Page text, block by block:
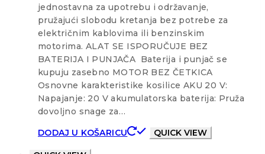
jednostavna za upotrebu i održavanje,
pružajući slobodu kretanja bez potrebe za
električnim kablovima ili benzinskim
motorima. ALAT SE ISPORUČUJE BEZ
BATERIJA I PUNJAČA Baterija i punjač se
kupuju zasebno MOTOR BEZ ČETKICA
Osnovne karakteristike kosilice AKU 20 V:
Napajanje: 20 V akumulatorska baterija: Pruža
dovoljno snage za…
DODAJ U KOŠARICU
QUICK VIEW